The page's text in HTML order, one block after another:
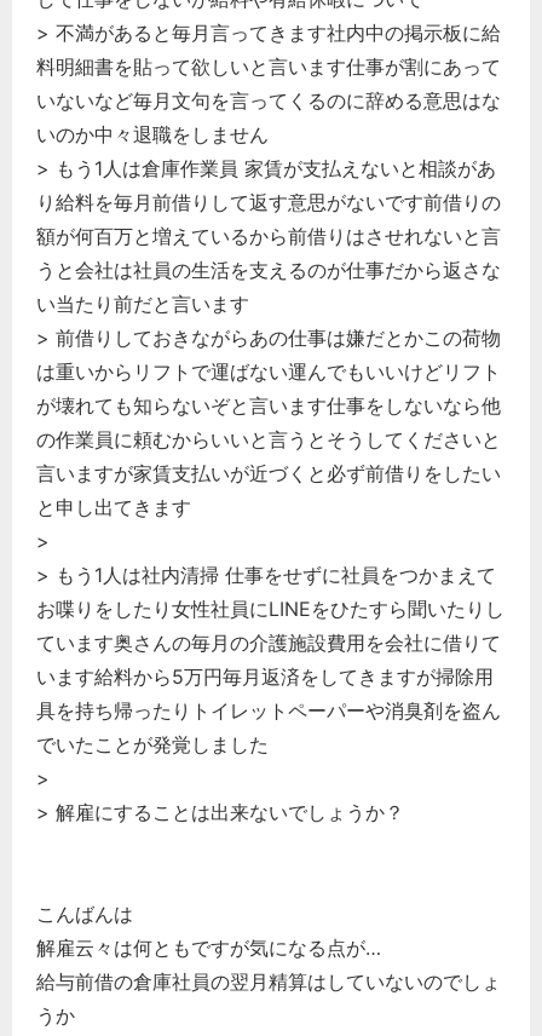
> 不満があると毎月言ってきます社内中の掲示板に給
料明細書を貼って欲しいと言います仕事が割にあって
いないなど毎月文句を言ってくるのに辞める意思はな
いのか中々退職をしません
> もう1人は倉庫作業員 家賃が支払えないと相談があ
り給料を毎月前借りして返す意思がないです前借りの
額が何百万と増えているから前借りはさせれないと言
うと会社は社員の生活を支えるのが仕事だから返さな
い当たり前だと言います
> 前借りしておきながらあの仕事は嫌だとかこの荷物
は重いからリフトで運ばない運んでもいいけどリフト
が壊れても知らないぞと言います仕事をしないなら他
の作業員に頼むからいいと言うとそうしてくださいと
言いますが家賃支払いが近づくと必ず前借りをしたい
と申し出てきます
>
> もう1人は社内清掃 仕事をせずに社員をつかまえて
お喋りをしたり女性社員にLINEをひたすら聞いたりし
ています奥さんの毎月の介護施設費用を会社に借りて
います給料から5万円毎月返済をしてきますが掃除用
具を持ち帰ったりトイレットペーパーや消臭剤を盗ん
でいたことが発覚しました
>
> 解雇にすることは出来ないでしょうか？
こんばんは
解雇云々は何ともですが気になる点が…
給与前借の倉庫社員の翌月精算はしていないのでしょ
うか